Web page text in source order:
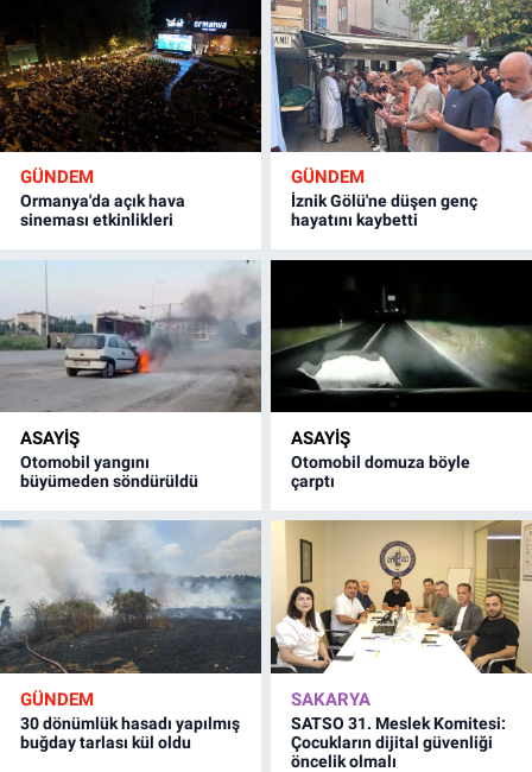
GÜNDEM
Ormanya'da açık hava
sineması etkinlikleri
GÜNDEM
İznik Gölü'ne düşen genç
hayatını kaybetti
ASAYİŞ
Otomobil yangını
büyümeden söndürüldü
ASAYİŞ
Otomobil domuza böyle
çarptı
GÜNDEM
30 dönümlük hasadı yapılmış
buğday tarlası kül oldu
SAKARYA
SATSO 31. Meslek Komitesi:
Çocukların dijital güvenliği
öncelik olmalı